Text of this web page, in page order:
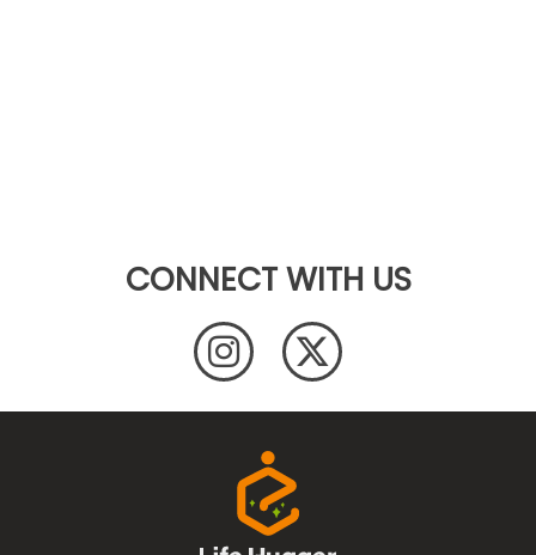
CONNECT WITH US